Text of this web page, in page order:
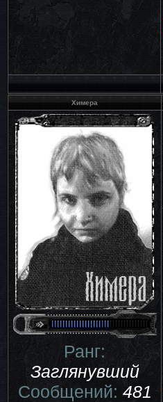
Химера
Ранг:
Заглянувший
Сообщений:481